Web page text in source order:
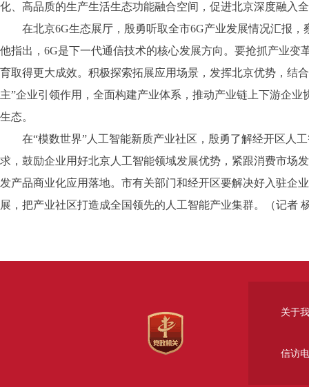
化、高品质的生产生活生态功能融合空间，促进北京深度融入
在北京6G生态展厅，殷勇听取全市6G产业发展情况汇报，
他指出，6G是下一代通信技术的核心发展方向。要抢抓产业
育取得更大成效。积极探索拓展应用场景，发挥北京优势，结
主”企业引领作用，全面构建产业体系，推动产业链上下游企
生态。
在“模数世界”人工智能新质产业社区，殷勇了解经开区人工
求，鼓励企业用好北京人工智能领域发展优势，紧跟消费市场
发产品商业化应用落地。市有关部门和经开区要解决好入驻企
展，把产业社区打造成全国领先的人工智能产业集群。（记者
关于
信访